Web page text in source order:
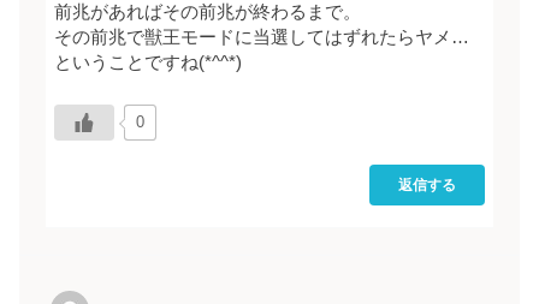
前兆があればその前兆が終わるまで。
その前兆で獣王モードに当選してはずれたらヤメ…
ということですね(*^^*)
0
返信する